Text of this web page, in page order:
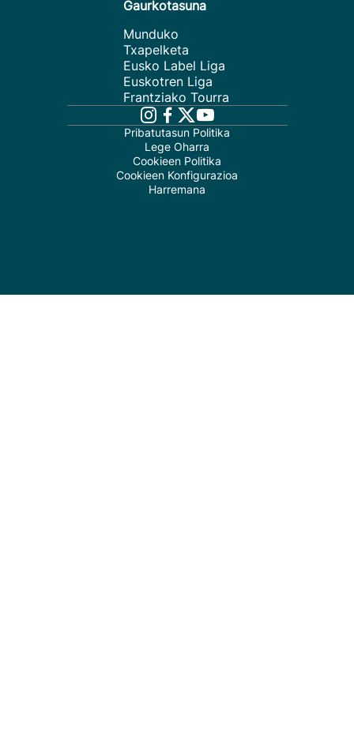
Gaurkotasuna
Munduko
Txapelketa
Eusko Label Liga
Euskotren Liga
Frantziako Tourra
Pribatutasun Politika
Lege Oharra
Cookieen Politika
Cookieen Konfigurazioa
Harremana